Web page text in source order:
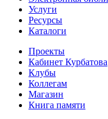
Услуги
Ресурсы
Каталоги
Проекты
Кабинет Курбатова
Клубы
Коллегам
Магазин
Книга памяти